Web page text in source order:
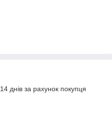
днів за рахунок покупця